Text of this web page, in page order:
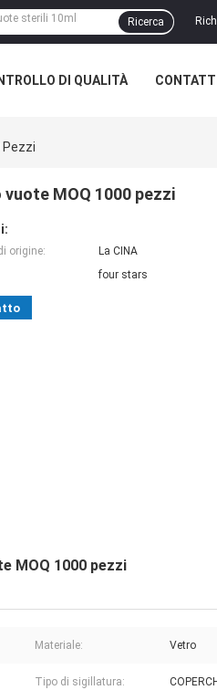
Ricerca
DI QUALITÀ
Pezzi
MOQ 1000 pezzi
origine:
La CINA
four stars
MOQ 1000 pezzi
Materiale: Vetro
Tipo di sigillatura: